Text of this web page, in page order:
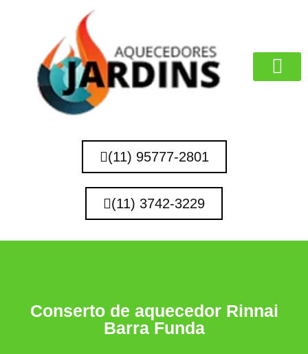
(11) 95777-2801
(11) 3742-3229
Conserto de aquecedor Rinnai
Barra Funda